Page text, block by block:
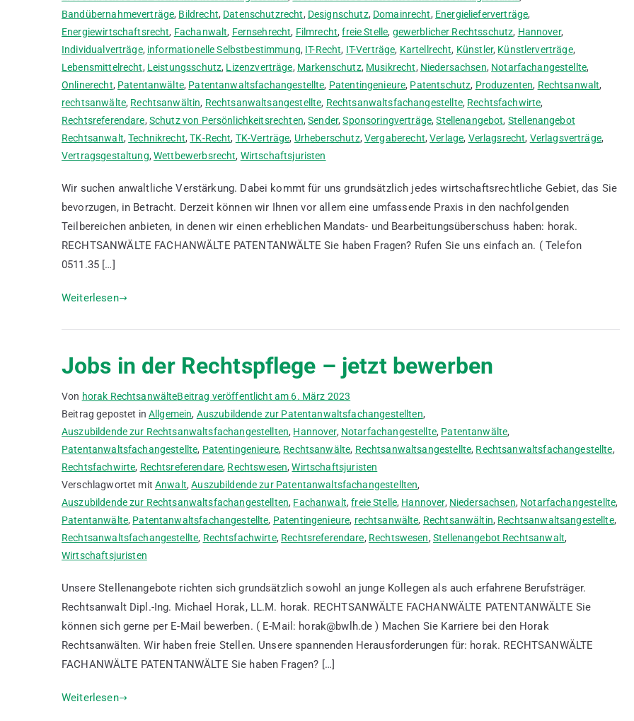
Bandübernahmeverträge, Bildrecht, Datenschutzrecht, Designschutz, Domainrecht, Energielieferverträge,
Energiewirtschaftsrecht, Fachanwalt, Fernsehrecht, Filmrecht,freie Stelle, gewerblicher Rechtsschutz, Hannover,
Individualverträge, informationelle Selbstbestimmung, IT-Recht, IT-Verträge, Kartellrecht, Künstler, Künstlerverträge,
Lebensmittelrecht, Leistungsschutz, Lizenzverträge, Markenschutz, Musikrecht, Niedersachsen, Notarfachangestellte,
Onlinerecht, Patentanwälte, Patentanwaltsfachangestellte, Patentingenieure, Patentschutz, Produzenten, Rechtsanwalt,
rechtsanwälte, Rechtsanwältin, Rechtsanwaltsangestellte, Rechtsanwaltsfachangestellte, Rechtsfachwirte,
Rechtsreferendare, Schutz von Persönlichkeitsrechten,Sender,Sponsoringverträge,Stellenangebot, Stellenangebot
Rechtsanwalt,Technikrecht,TK-Recht, TK-Verträge, Urheberschutz, Vergaberecht,Verlage, Verlagsrecht, Verlagsverträge,
Vertragsgestaltung,Wettbewerbsrecht, Wirtschaftsjuristen
Wir suchen anwaltliche Verstärkung. Dabei kommt für uns grundsätzlich jedes wirtschaftsrechtliche Gebiet, das Sie
bevorzugen, in Betracht. Derzeit können wir Ihnen vor allem eine umfassende Praxis in den nachfolgenden
Teilbereichen anbieten, in denen wir einen erheblichen Mandats- und Bearbeitungsüberschuss haben: horak.
RECHTSANWÄLTE FACHANWÄLTE PATENTANWÄLTE Sie haben Fragen? Rufen Sie uns einfach an. ( Telefon
0511.35 […]
Weiterlesen
Jobs in der Rechtspflege – jetzt bewerben
Von horak RechtsanwälteBeitrag veröffentlicht am 6. März 2023
Beitrag gepostet inAllgemein, Auszubildende zur Patentanwaltsfachangestellten,
Auszubildende zur Rechtsanwaltsfachangestellten, Hannover, Notarfachangestellte, Patentanwälte,
Patentanwaltsfachangestellte, Patentingenieure, Rechtsanwälte, Rechtsanwaltsangestellte, Rechtsanwaltsfachangestellte,
Rechtsfachwirte, Rechtsreferendare, Rechtswesen,Wirtschaftsjuristen
Verschlagwortet mitAnwalt,Auszubildende zur Patentanwaltsfachangestellten,
Auszubildende zur Rechtsanwaltsfachangestellten, Fachanwalt,freie Stelle, Hannover, Niedersachsen, Notarfachangestellte,
Patentanwälte, Patentanwaltsfachangestellte, Patentingenieure, rechtsanwälte, Rechtsanwältin, Rechtsanwaltsangestellte,
Rechtsanwaltsfachangestellte, Rechtsfachwirte, Rechtsreferendare, Rechtswesen, Stellenangebot Rechtsanwalt,
Wirtschaftsjuristen
Unsere Stellenangebote richten sich grundsätzlich sowohl an junge Kollegen als auch erfahrene Berufsträger.
Rechtsanwalt Dipl.-Ing. Michael Horak, LL.M. horak. RECHTSANWÄLTE FACHANWÄLTE PATENTANWÄLTE Sie
können sich gerne per E-Mail bewerben. ( E-Mail: horak@bwlh.de ) Machen Sie Karriere bei den Horak
Rechtsanwälten. Wir haben freie Stellen. Unsere spannenden Herausforderungen für: horak. RECHTSANWÄLTE
FACHANWÄLTE PATENTANWÄLTE Sie haben Fragen? […]
Weiterlesen